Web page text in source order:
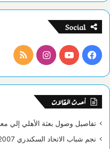
Social
فيسبوكيوتيوبانستقرامملخص
أحدث المقالات
تفاصيل وصول بعثة الأهلي إلي
نجم شباب الاتحاد السكندري 2007 يمضي علي أولي خطوات الإحتراف